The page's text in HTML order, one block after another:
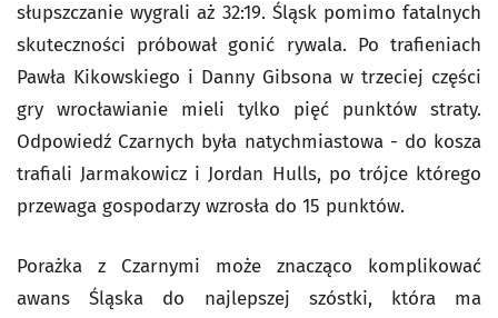
słupszczanie wygrali aż 32:19. Śląsk pomimo fatalnych
skuteczności próbował gonić rywala. Po trafieniach
Pawła Kikowskiego i Danny Gibsona w trzeciej części
gry wrocławianie mieli tylko pięć punktów straty.
Odpowiedź Czarnych była natychmiastowa - do kosza
trafiali Jarmakowicz i Jordan Hulls, po trójce którego
przewaga gospodarzy wzrosła do 15 punktów.
Porażka z Czarnymi może znacząco komplikować
awans Śląska do najlepszej szóstki, która ma